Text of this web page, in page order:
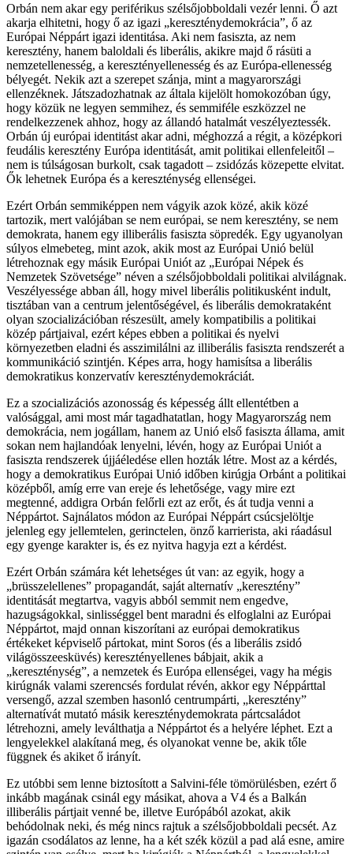
Orbán nem akar egy periférikus szélsőjobboldali vezér lenni. Ő azt
akarja elhitetni, hogy ő az igazi „kereszténydemokrácia”, ő az
Európai Néppárt igazi identitása. Aki nem fasiszta, az nem
keresztény, hanem baloldali és liberális, akikre majd ő rásüti a
nemzetellenesség, a keresztényellenesség és az Európa-ellenesség
bélyegét. Nekik azt a szerepet szánja, mint a magyarországi
ellenzéknek. Játszadozhatnak az általa kijelölt homokozóban úgy,
hogy közük ne legyen semmihez, és semmiféle eszközzel ne
rendelkezzenek ahhoz, hogy az állandó hatalmát veszélyeztessék.
Orbán új európai identitást akar adni, méghozzá a régit, a középkori
feudális keresztény Európa identitását, amit politikai ellenfeleitől –
nem is túlságosan burkolt, csak tagadott – zsidózás közepette elvitat.
Ők lehetnek Európa és a kereszténység ellenségei.
Ezért Orbán semmiképpen nem vágyik azok közé, akik közé
tartozik, mert valójában se nem európai, se nem keresztény, se nem
demokrata, hanem egy illiberális fasiszta söpredék. Egy ugyanolyan
súlyos elmebeteg, mint azok, akik most az Európai Unió belül
létrehoznak egy másik Európai Uniót az „Európai Népek és
Nemzetek Szövetsége” néven a szélsőjobboldali politikai alvilágnak.
Veszélyessége abban áll, hogy mivel liberális politikusként indult,
tisztában van a centrum jelentőségével, és liberális demokrataként
olyan szocializációban részesült, amely kompatibilis a politikai
közép pártjaival, ezért képes ebben a politikai és nyelvi
környezetben eladni és asszimilálni az illiberális fasiszta rendszerét a
kommunikáció szintjén. Képes arra, hogy hamisítsa a liberális
demokratikus konzervatív kereszténydemokráciát.
Ez a szocializációs azonosság és képesség állt ellentétben a
valósággal, ami most már tagadhatatlan, hogy Magyarország nem
demokrácia, nem jogállam, hanem az Unió első fasiszta állama, amit
sokan nem hajlandóak lenyelni, lévén, hogy az Európai Uniót a
fasiszta rendszerek újjáéledése ellen hozták létre. Most az a kérdés,
hogy a demokratikus Európai Unió időben kirúgja Orbánt a politikai
középből, amíg erre van ereje és lehetősége, vagy mire ezt
megtenné, addigra Orbán felőrli ezt az erőt, és át tudja venni a
Néppártot. Sajnálatos módon az Európai Néppárt csúcsjelöltje
jelenleg egy jellemtelen, gerinctelen, önző karrierista, aki ráadásul
egy gyenge karakter is, és ez nyitva hagyja ezt a kérdést.
Ezért Orbán számára két lehetséges út van: az egyik, hogy a
„brüsszelellenes” propagandát, saját alternatív „keresztény”
identitását megtartva, vagyis abból semmit nem engedve,
hazugságokkal, sinlisséggel bent maradni és elfoglalni az Európai
Néppártot, majd onnan kiszorítani az európai demokratikus
értékeket képviselő pártokat, mint Soros (és a liberális zsidó
világösszeesküvés) keresztényellenes bábjait, akik a
„kereszténység”, a nemzetek és Európa ellenségei, vagy ha mégis
kirúgnák valami szerencsés fordulat révén, akkor egy Néppárttal
versengő, azzal szemben hasonló centrumpárti, „keresztény”
alternatívát mutató másik kereszténydemokrata pártcsaládot
létrehozni, amely leválthatja a Néppártot és a helyére léphet. Ezt a
lengyelekkel alakítaná meg, és olyanokat venne be, akik tőle
függnek és akiket ő irányít.
Ez utóbbi sem lenne biztosított a Salvini-féle tömörülésben, ezért ő
inkább magának csinál egy másikat, ahova a V4 és a Balkán
illiberális pártjait venné be, illetve Európából azokat, akik
behódolnak neki, és még nincs rajtuk a szélsőjobboldali pecsét. Az
igazán csodálatos az lenne, ha a két szék közül a pad alá esne, amire